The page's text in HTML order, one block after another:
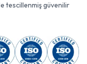
tescillenmiş güvenilir